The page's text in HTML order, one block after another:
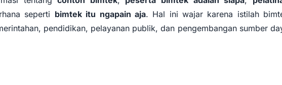
seperti bimtek itu ngapain aja. Hal ini wajar karena istilah
pendidikan, pelayanan publik, dan pengembangan sumber